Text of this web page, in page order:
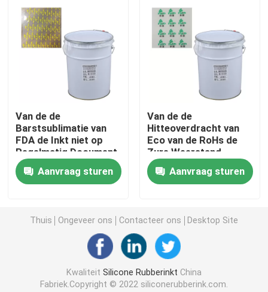
De Drukinkt van de hitteoverdracht
Silicone Gebaseerde Deklaag
Matte Silicone
Glanzend Silicone
Elektrisch Geleidend Siliconerubber
Silicone Rubberpigment
Silicone Rubberkatalysator
Van de de
Barstsublimatie van
FDA de Inkt niet op
Regelmatig Document
Aanvraag sturen
Van de de
Hitteoverdracht van
Eco van de RoHs de
Zure Weerstand
Vriendschappelijke
Printer InkAanvraag sturen
Thuis Ongeveer ons Contacteer ons Desktop Site
Kwaliteit Silicone Rubberinkt China
Fabriek.Copyright © 2022 siliconerubberink.com.